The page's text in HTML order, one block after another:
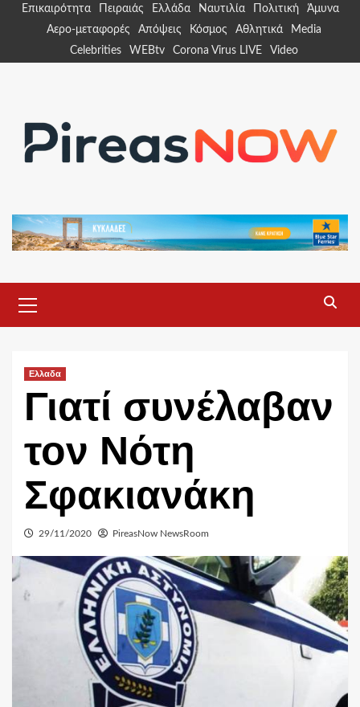
Επικαιρότητα Πειραιάς Ελλάδα Ναυτιλία Πολιτική
Άμυνα
Αερο-μεταφορές
Απόψεις Κόσμος Αθλητικά
Media
Celebrities
WEBtv Corona Virus LIVE Video
Menu
Ελλαδα
Γιατί συνέλαβαν
τον Νότη
Σφακιανάκη
29/11/2020 PireasNow NewsRoom